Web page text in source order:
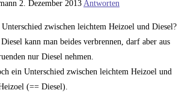
2. Dezember 2013 Antworten
zwischen leichtem Heizoel und Diesel?
kann man beides verbrennen, darf aber aus
nur Diesel nehmen.
ein Unterschied zwischen leichtem Heizoel und
(== Diesel).